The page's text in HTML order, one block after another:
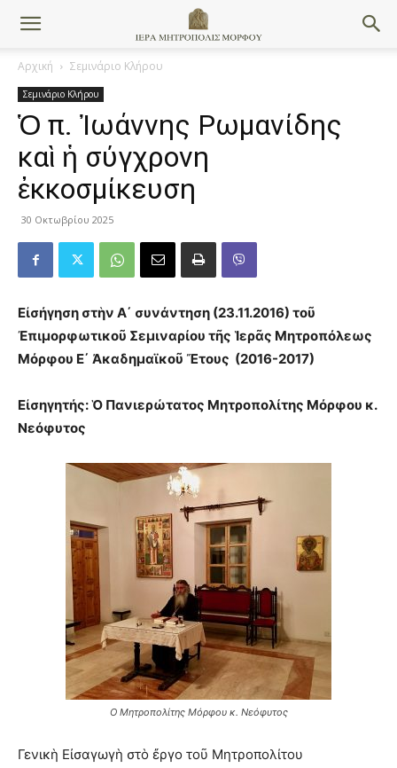
Αρχική Σεμινάριο Κλήρου
Σεμινάριο Κλήρου
Ὁ π. Ἰωάννης Ρωμανίδης
καὶ ἡ σύγχρονη
ἐκκοσμίκευση
30 Οκτωβρίου 2025
Εἰσήγηση στὴν Α΄ συνάντηση (23.11.2016) τοῦ
Ἐπιμορφωτικοῦ Σεμιναρίου τῆς Ἱερᾶς Μητροπόλεως
Μόρφου Ε΄ Ἀκαδημαϊκοῦ Ἔτους (2016-2017)
Εἰσηγητής: Ὁ Πανιερώτατος Μητροπολίτης Μόρφου κ.
Νεόφυτος
Ο Μητροπολίτης Μόρφου κ. Νεόφυτος
Γενικὴ Εἰσαγωγὴ στὸ ἔργο τοῦ Μητροπολίτου